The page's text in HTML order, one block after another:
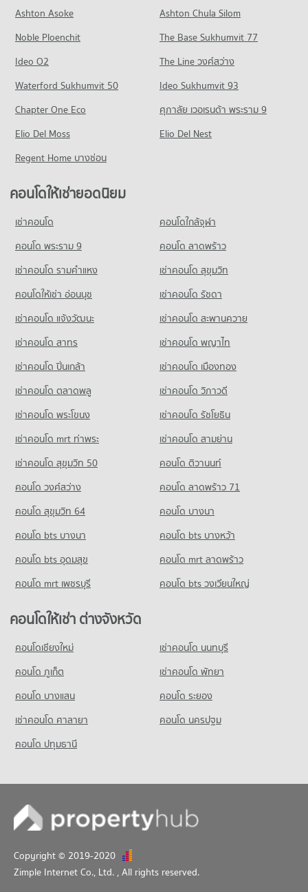
คอนโด รร.ดอนเมืองทหารอากาศบํารุง
546 โครงการ
คอนโดให้เช่า รร.ดอนเมืองทหารอากาศบํารุง
มีคอนโดให้เช่า 2,110 ประกาศ
ขายคอนโด รร.ดอนเมืองทหารอากาศบํารุง
มีคอนโดขาย 810 ประกาศ
คอนโด รร.ฤทธิยะวรรณาลัย
มีคอนโดให้เช่า 1,771 ประกาศ
ขายคอนโด รร.ฤทธิยะวรรณาลัย
มีคอนโดขาย 636 ประกาศ
ขายคอนโด แม็คโคร รังสิต
คอนโดให้เช่า ถนนรังสิต-นครนายก
มีคอนโดให้เช่า 1,323 ประกาศ
ขายคอนโด ถนนรังสิต-นครนายก
มีคอนโดขาย 366 ประกาศ
คอนโด ถนนลำลูกกา
มีคอนโดให้เช่า 399 ประกาศ
ขายคอนโด ถนนลำลูกกา
มีคอนโดขาย 166 ประกาศ
คอนโด เซียร์ รังสิต
มีคอนโดให้เช่า 347 ประกาศ
ขายคอนโด เซียร์ รังสิต
มีคอนโดขาย 197 ประกาศ
354 โครงการ
คอนโดให้เช่า ดรีมเวิลด์
มีคอนโดขาย 106 ประกาศ
Ashton Asoke
Ashton Chula Silom
Noble Ploenchit
The Base Sukhumvit 77
Ideo O2
The Line วงศ์สว่าง
Waterford Sukhumvit 50
Ideo Sukhumvit 93
Chapter One Eco
ศุภาลัย เวอเรนด้า พระราม 9
Elio Del Moss
Elio Del Nest
Regent Home บางซ่อน
คอนโดให้เช่ายอดนิยม
เช่าคอนโด
คอนโดใกล้จุฬา
คอนโด พระราม 9
คอนโด ลาดพร้าว
เช่าคอนโด รามคําแหง
เช่าคอนโด สุขุมวิท
คอนโดให้เช่า อ่อนนุช
เช่าคอนโด รัชดา
เช่าคอนโด แจ้งวัฒนะ
เช่าคอนโด สะพานควาย
เช่าคอนโด สาทร
เช่าคอนโด พญาไท
เช่าคอนโด ปิ่นเกล้า
เช่าคอนโด เมืองทอง
เช่าคอนโด ตลาดพลู
เช่าคอนโด วิภาวดี
เช่าคอนโด พระโขนง
เช่าคอนโด รัชโยธิน
เช่าคอนโด mrt ท่าพระ
เช่าคอนโด สามย่าน
เช่าคอนโด สุขุมวิท 50
คอนโด ติวานนท์
คอนโด วงศ์สว่าง
คอนโด ลาดพร้าว 71
คอนโด สุขุมวิท 64
คอนโด บางนา
คอนโด bts บางนา
คอนโด bts บางหว้า
คอนโด bts อุดมสุข
คอนโด mrt ลาดพร้าว
คอนโด mrt เพชรบุรี
คอนโด bts วงเวียนใหญ่
คอนโดให้เช่า ต่างจังหวัด
คอนโดเชียงใหม่
เช่าคอนโด นนทบุรี
คอนโด ภูเก็ต
เช่าคอนโด พัทยา
คอนโด บางแสน
คอนโด ระยอง
เช่าคอนโด ศาลายา
คอนโด นครปฐม
คอนโด ปทุมธานี
Copyright © 2019-2020
Zimple Internet Co., Ltd. , All rights reserved.